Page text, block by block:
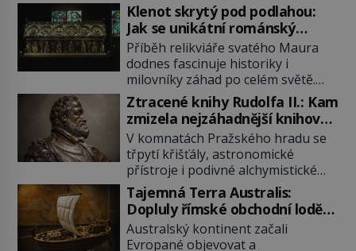
Klenot skrytý pod podlahou:
Jak se unikátní románský
poklad dostal do zapadlého
Bečova?
Příběh relikviáře svatého Maura
dodnes fascinuje historiky i
milovníky záhad po celém světě.
Tato románská zlatnická památka
ze 13. století je po českých
korunovačních klenotech druhým
nejcennějším movitým majetkem v
České republice. Přestože byl
klenot v roce 1985 po dramatickém
pátrání kriminalistů úspěšně
nalezen, jeho minulost stále
obestírá hustá mlha. Otázky, jak
přesně se tato […]
Ztracené knihy Rudolfa II.: Kam
zmizela nejzáhadnější knihovna
Evropy?
V komnatách Pražského hradu se
třpytí křišťály, astronomické
přístroje i podivné alchymistické
rukopisy. Císař Rudolf II.
shromažďuje vše, co souvisí s
tajemstvím přírody, hvězd i
lidského poznání. Jenže po jeho
Tajemná Terra Australis:
Dopluly římské obchodní lodě
až do Austrálie?
Australský kontinent začali
Evropané objevovat a